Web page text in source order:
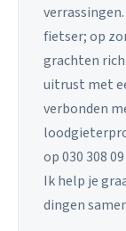
fietser; op
grachten
uitrust met
verbonden
op 030 308
Ik help je
dingen